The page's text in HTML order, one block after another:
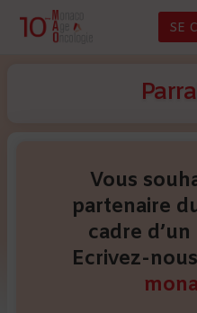
SE
Vous
partenaire
cadre
Ecrivez-